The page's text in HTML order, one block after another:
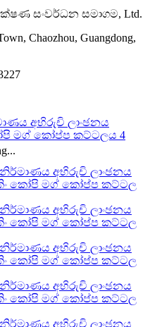
තාක්ෂණ සංවර්ධන සමාගම, Ltd.
Chaozhou, Guangdong,